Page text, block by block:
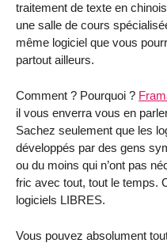
traitement de texte en
une salle de cours
même logiciel que vous
partout ailleurs.
Comment ? Pourquoi ?
il vous enverra vous en
Sachez seulement que les
développés par des gens
ou du moins qui n’ont pas
fric avec tout, tout le temps.
logiciels LIBRES.
Vous pouvez absolument